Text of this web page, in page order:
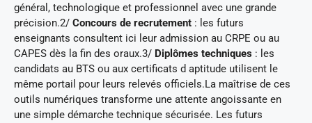
général, technologique et professionnel avec une grande
précision.2/ Concours de recrutement : les futurs
enseignants consultent ici leur admission au CRPE ou au
CAPES dès la fin des oraux.3/ Diplômes techniques : les
candidats au BTS ou aux certificats d aptitude utilisent le
même portail pour leurs relevés officiels.La maîtrise de ces
outils numériques transforme une attente angoissante en
une simple démarche technique sécurisée. Les futurs